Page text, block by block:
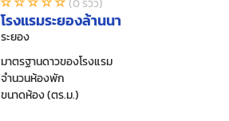
(0 รีวิว)
โรงแรมระยองล้านนา
ระยอง
มาตรฐานดาวของโรงแรม
จำนวนห้องพัก
ขนาดห้อง (ตร.ม.)